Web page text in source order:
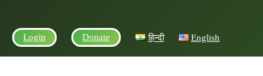
Login Donate हिन्दी English